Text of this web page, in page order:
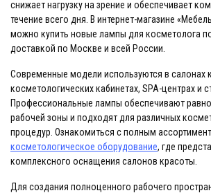
снижает нагрузку на зрение и обеспечивает
течение всего дня. В интернет-магазине
можно купить новые лампы для косметолога
доставкой по Москве и всей России.
Современные модели используются в салонах
косметологических кабинетах, SPA-центрах и
Профессиональные лампы обеспечивают
рабочей зоны и подходят для различных
процедур. Ознакомиться с полным
косметологическое оборудование, где
комплексного оснащения салонов красоты.
Для создания полноценного рабочего